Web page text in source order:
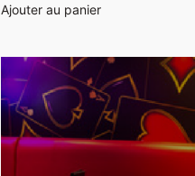
Ajouter au panier